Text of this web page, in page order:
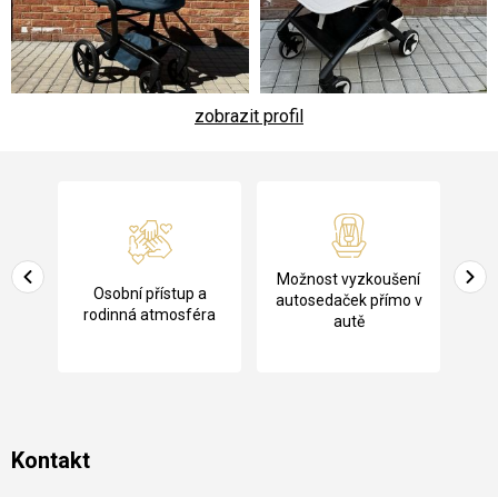
zobrazit profil
a
Osobní přístup a
rodinná atmosféra
Možnost vyzkoušení
autosedaček přímo v
autě
Kontakt